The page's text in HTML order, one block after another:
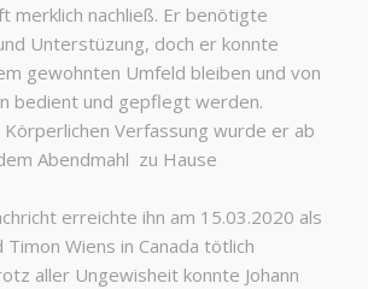
merklich nachließ. Er benötigte
Unterstüzung, doch er konnte
gewohnten Umfeld bleiben und von
bedient und gepflegt werden.
Verfassung wurde er ab
Abendmahl zu Hause
erreichte ihn am 15.03.2020 als
Timon Wiens in Canada tötlich
aller Ungewisheit konnte Johann